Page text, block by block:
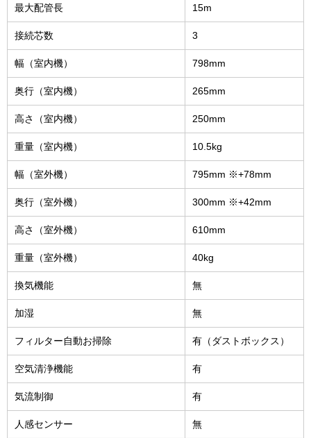
最大配管長 15m
接続芯数 3
幅（室内機） 798mm
奥行（室内機） 265mm
高さ（室内機） 250mm
重量（室内機） 10.5kg
幅（室外機） 795mm ※+78mm
奥行（室外機） 300mm ※+42mm
高さ（室外機） 610mm
重量（室外機） 40kg
換気機能 無
加湿 無
フィルター自動お掃除 有（ダストボックス）
空気清浄機能 有
気流制御 有
人感センサー 無